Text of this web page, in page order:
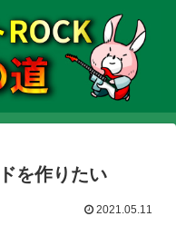
を作りたい
2021.05.11